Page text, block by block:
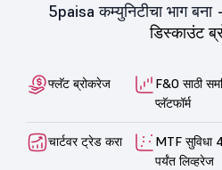
5paisa कम्युनिटीचा भाग बना -
डिस्काउंट
फ्लॅट ब्रोकरेज
F&O साठी
प्लॅटफॉर्म
चार्टवर ट्रेड करा
MTF सुविधा
पर्यंत लिव्हरेज